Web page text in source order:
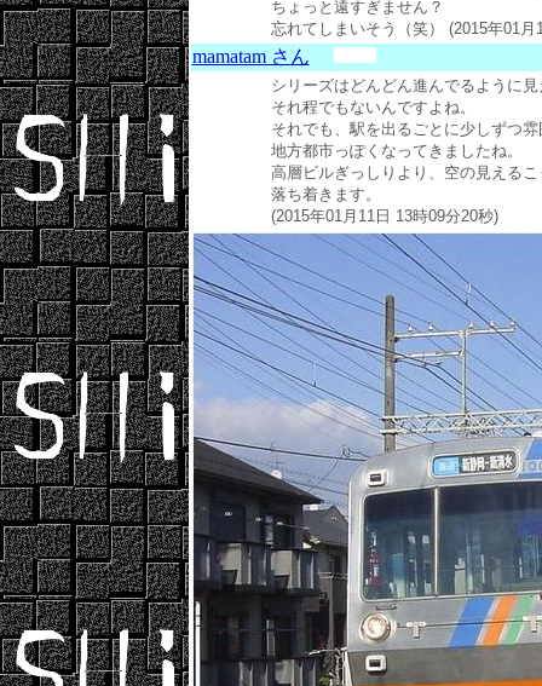
ちょっと遠すぎません？
忘れてしまいそう（笑） (2015年01月
mamatam さん
シリーズはどんどん進んでるように
それ程でもないんですよね。
それでも、駅を出るごとに少しずつ
地方都市っぽくなってきましたね。
高層ビルぎっしりより、空の見える
落ち着きます。
(2015年01月11日 13時09分20秒)